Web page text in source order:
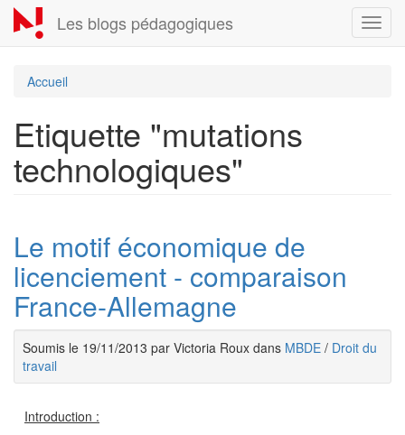
Aller
au
contenu
Les blogs pédagogiques
Accueil
Etiquette "mutations
technologiques"
Le motif économique de
licenciement - comparaison
France-Allemagne
Soumis le 19/11/2013 par Victoria Roux dans MBDE / Droit du
travail
Introduction :